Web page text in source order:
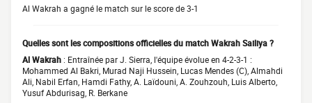
Al Wakrah a gagné le match sur le score de 3-1
Quelles sont les compositions officielles du match Wakrah Sailiya ?
Al Wakrah : Entraînée par J. Sierra, l'équipe évolue en 4-2-3-1 :
Mohammed Al Bakri, Murad Naji Hussein, Lucas Mendes (C), Almahdi
Ali, Nabil Erfan, Hamdi Fathy, A. Laïdouni, A. Zouhzouh, Luis Alberto,
Yusuf Abdurisag, R. Berkane